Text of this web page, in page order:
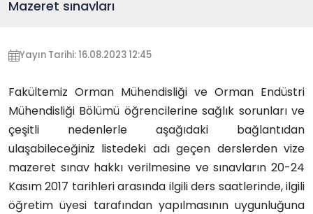
Mazeret sınavları
Yayın Tarihi: 16.08.2023 12:45
Fakültemiz Orman Mühendisliği ve Orman Endüstri
Mühendisliği Bölümü öğrencilerine sağlık sorunları ve
çeşitli nedenlerle aşağıdaki bağlantıdan
ulaşabileceğiniz listedeki adı geçen derslerden vize
mazeret sınav hakkı verilmesine ve sınavların 20-24
Kasım 2017 tarihleri arasında ilgili ders saatlerinde, ilgili
öğretim üyesi tarafından yapılmasının uygunluğuna